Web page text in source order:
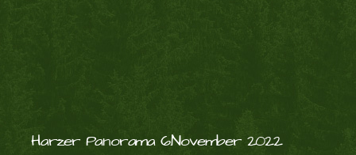
Harzer Panorama 6.November 2022